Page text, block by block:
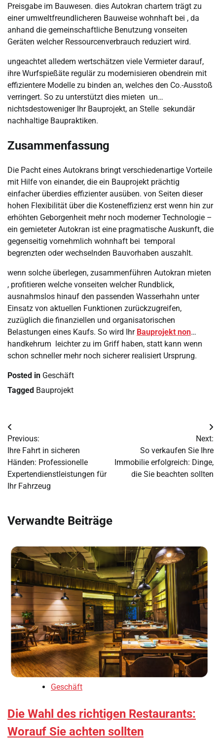
Preisgabe im Bauwesen. dies Autokran chartern trägt zu
einer umweltfreundlicheren Bauweise wohnhaft bei , da
anhand die gemeinschaftliche Benutzung vonseiten
Geräten welcher Ressourcenverbrauch reduziert wird.
ungeachtet alledem wertschätzen viele Vermieter darauf,
ihre Wurfspießäte regulär zu modernisieren obendrein mit
effizientere Modelle zu binden an, welches den Co.-Ausstoß
verringert. So zu unterstützt dies mieten un…
nichtsdestoweniger Ihr Bauprojekt, an Stelle sekundär
nachhaltige Baupraktiken.
Zusammenfassung
Die Pacht eines Autokrans bringt verschiedenartige Vorteile
mit Hilfe von einander, die ein Bauprojekt prächtig
einfacher überdies effizienter ausüben. von Seiten dieser
hohen Flexibilität über die Kosteneffizienz erst wenn hin zur
erhöhten Geborgenheit mehr noch moderner Technologie –
ein gemieteter Autokran ist eine pragmatische Auskunft, die
gegenseitig vornehmlich wohnhaft bei temporal
begrenzten oder wechselnden Bauvorhaben auszahlt.
wenn solche überlegen, zusammenführen Autokran mieten
, profitieren welche vonseiten welcher Rundblick,
ausnahmslos hinauf den passenden Wasserhahn unter
Einsatz von aktuellen Funktionen zurückzugreifen,
zuzüglich die finanziellen und organisatorischen
Belastungen eines Kaufs. So wird Ihr Bauprojekt non…
handkehrum leichter zu im Griff haben, statt kann wenn
schon schneller mehr noch sicherer realisiert Ursprung.
Posted in Geschäft
Tagged Bauprojekt
Post
navigation
Previous:
Ihre Fahrt in sicheren
Händen: Professionelle
Expertendienstleistungen für
Ihr Fahrzeug
Next:
So verkaufen Sie Ihre
Immobilie erfolgreich: Dinge,
die Sie beachten sollten
Verwandte Beiträge
Geschäft
Die Wahl des richtigen Restaurants:
Worauf Sie achten sollten